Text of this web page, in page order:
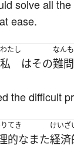
solve all
ease.
わたし
私 はその
なん
難問
the difficult
てき
的なまた
けいざ
経済